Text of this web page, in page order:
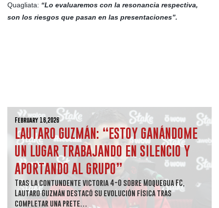
Quagliata: “Lo evaluaremos con la resonancia respectiva,
son los riesgos que pasan en las presentaciones”.
February 16,2026
LAUTARO GUZMÁN: “ESTOY GANÁNDOME
UN LUGAR TRABAJANDO EN SILENCIO Y
APORTANDO AL GRUPO”
Tras la contundente victoria 4-0 sobre Moquegua FC,
Lautaro Guzmán destacó su evolución física tras
completar una prete…